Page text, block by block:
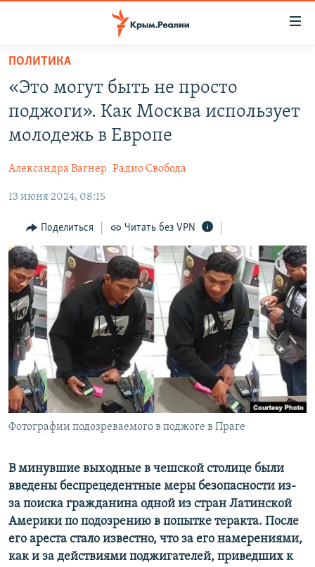
Вернуться
основному
содержанию
главной
навигации
Вернутся
поиску
СПЕЦПРОЕКТЫ
11 ЛЕТ ОККУПАЦИИ КРЫМА. 11 ИСТОРИЙ СОПРОТИВЛЕНИЯ
ЕЩЕ
ИНТЕРАКТИВ
ИНФОГРАФИКА
ТЕЛЕПРОЕКТ КРЫМ.РЕАЛИИ
СОВЕТЫ ПРАВОЗАЩИТНИКОВ
ПРОПАВШИЕ БЕЗ ВЕСТИ
ПОБЕДИТЕЛЕЙ НЕ СУДЯТ?
КРЫМ.НЕПОКОРЕННЫЙ
ELIFBE
УКРАИНСКАЯ ПРОБЛЕМА КРЫМА
РАДІО СВОБОДА
КАК ОБОЙТИ БЛОКИРОВКУ
Українською
Qırımtatar
ПРИСОЕДИНЯЙТЕСЬ!
Все сайты RFE/RL
ПОЛИТИКА
«Это могут быть не просто
поджоги». Как Москва использует
молодежь в Европе
Александра Вагнер Радио Свобода
13 июня 2024, 08:15
Поделиться Читать без VPN
Фотографии подозреваемого в поджоге в Праге
В минувшие выходные в чешской столице были
введены беспрецедентные меры безопасности из-
за поиска гражданина одной из стран Латинской
Америки по подозрению в попытке теракта. После
его ареста стало известно, что за его намерениями,
как и за действиями поджигателей, приведших к